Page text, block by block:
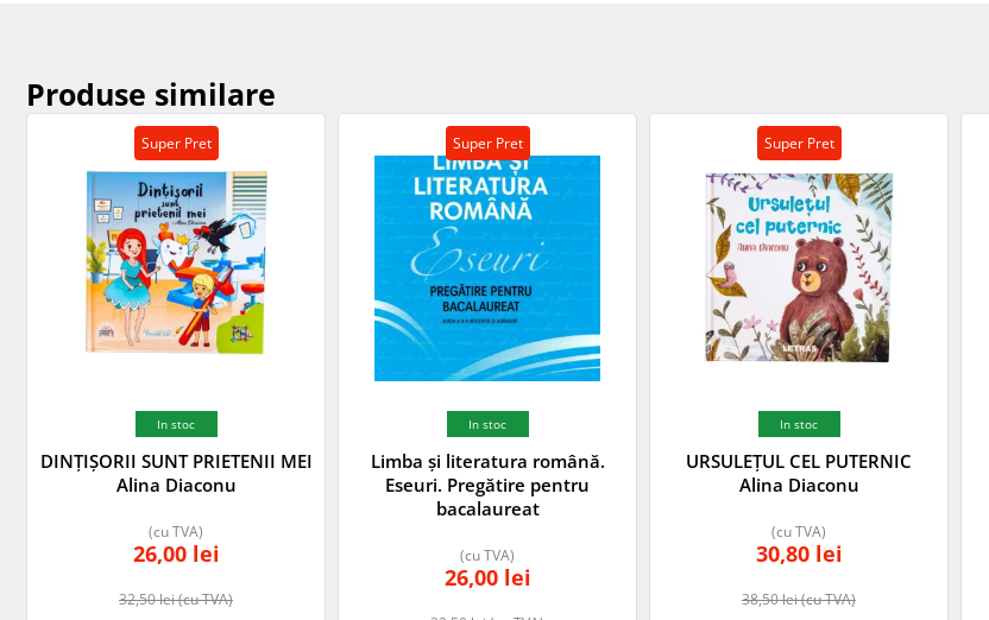
Produse similare
Super Pret
In stoc
DINȚIȘORII SUNT PRIETENII MEI
Alina Diaconu
32,50lei(cu TVA)
26,00 lei
(cu TVA)
Super Pret
In stoc
Limba și literatura română.
Eseuri. Pregătire pentru
bacalaureat
26,00 lei
(cu TVA)
Super Pret
In stoc
URSULEȚUL CEL PUTERNIC
Alina Diaconu
38,50lei(cu TVA)
30,80 lei
(cu TVA)